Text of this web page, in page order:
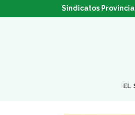
Sindicatos
EL